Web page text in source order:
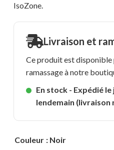
IsoZone.
Livraison et
Ce produit est disponible
ramassage à notre
En stock - Expédié
lendemain (livraison
Couleur : Noir